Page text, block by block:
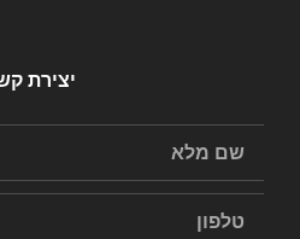
יצירת